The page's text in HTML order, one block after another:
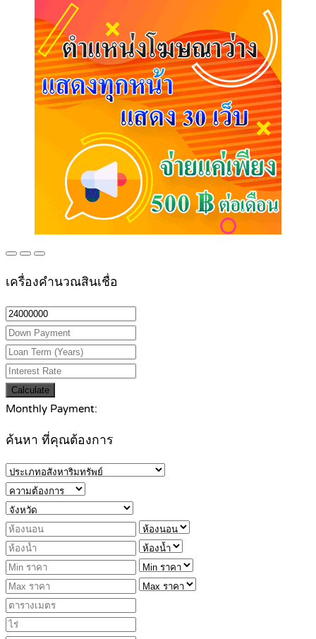
เครื่องคำนวณสินเชื่อ
Calculate
Monthly Payment:
ค้นหา ที่คุณต้องการ